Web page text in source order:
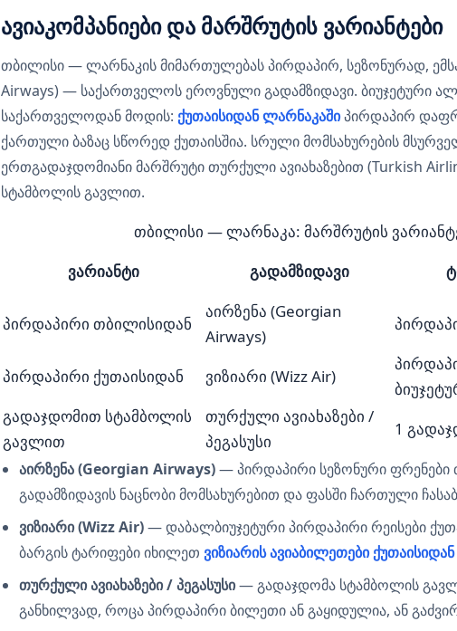
ავიაკომპანიები და მარშრუტის ვარიანტები
თბილისი — ლარნაკის მიმართულებას პირდაპირ, სეზონურად,
Airways) — საქართველოს ეროვნული გადამზიდავი. ბიუჯეტური
საქართველოდან მოდის: ქუთაისიდან ლარნაკაშიპირდაპირ
ქართული ბაზაც სწორედ ქუთაისშია. სრული მომსახურების
ერთგადაჯდომიანი მარშრუტი თურქული ავიახაზებით (Turkish
სტამბოლის გავლით.
თბილისი — ლარნაკა: მარშრუტის
ვარიანტი
გადამზიდავი
პირდაპირი თბილისიდან
აირზენა (Georgian
Airways)
პირდაპირი ქუთაისიდან ვიზიარი (Wizz Air)
გადაჯდომით სტამბოლის
გავლით
თურქული ავიახაზები /
პეგასუსი
1
აირზენა (Georgian Airways)— პირდაპირი სეზონური
გადამზიდავის ნაცნობი მომსახურებით და ფასში ჩართული
ვიზიარი (Wizz Air)— დაბალბიუჯეტური პირდაპირი რეისები
ბარგის ტარიფები იხილეთ ვიზიარის ავიაბილეთები ქუთაისიდან
თურქული ავიახაზები / პეგასუსი— გადაჯდომა სტამბოლის
განხილვად, როცა პირდაპირი ბილეთი ან გაყიდულია, ან